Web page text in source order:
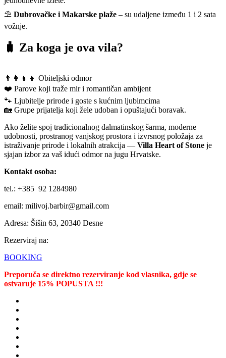
⛱️ Dubrovačke i Makarske plaže – su udaljene između 1 i 2 sata
vožnje.
🧳 Za koga je ova vila?
👨‍👩‍👧‍👦 Obiteljski odmor
❤️ Parove koji traže mir i romantičan ambijent
🐾 Ljubitelje prirode i goste s kućnim ljubimcima
🏡 Grupe prijatelja koji žele udoban i opuštajući boravak.
Ako želite spoj tradicionalnog dalmatinskog šarma, moderne
udobnosti, prostranog vanjskog prostora i izvrsnog položaja za
istraživanje prirode i lokalnih atrakcija — Villa Heart of Stone je
sjajan izbor za vaš idući odmor na jugu Hrvatske.
Kontakt osoba:
tel.: +385 92 1284980
email: milivoj.barbir@gmail.com
Adresa: Šišin 63, 20340 Desne
Rezerviraj na:
BOOKING
Preporuča se direktno rezerviranje kod vlasnika, gdje se
ostvaruje 15% POPUSTA !!!